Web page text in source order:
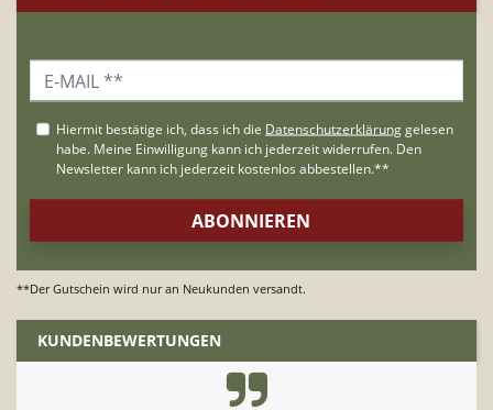
**Der Gutschein wird nur an Neukunden versandt.
KUNDENBEWERTUNGEN